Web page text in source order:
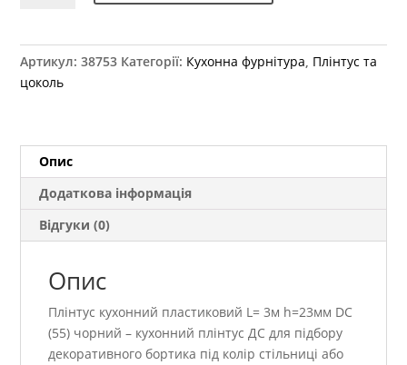
h=23мм
DC
кількість
Артикул:38753 Категорії: Кухонна фурнітура, Плінтус та
цоколь
Опис
Додаткова інформація
Відгуки (0)
Опис
Плінтус кухонний пластиковий L= 3м h=23мм DC
(55) чорний – кухонний плінтус ДС для підбору
декоративного бортика під колір стільниці або